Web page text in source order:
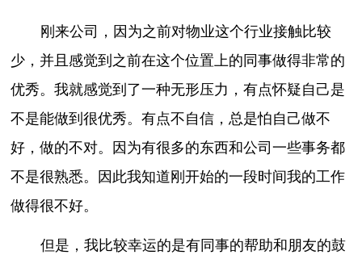
刚来公司，因为之前对物业这个行业接触比较
少，并且感觉到之前在这个位置上的同事做得非常的
优秀。我就感觉到了一种无形压力，有点怀疑自己是
不是能做到很优秀。有点不自信，总是怕自己做不
好，做的不对。因为有很多的东西和公司一些事务都
不是很熟悉。因此我知道刚开始的一段时间我的工作
做得很不好。
但是，我比较幸运的是有同事的帮助和朋友的鼓